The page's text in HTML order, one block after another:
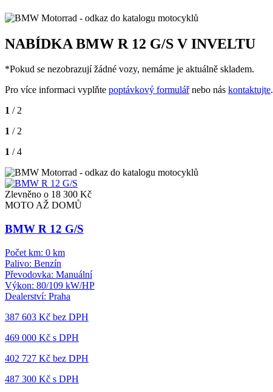
NABÍDKA BMW R 12 G/S V INVELTU
*Pokud se nezobrazují žádné vozy, nemáme je aktuálně skladem.
Pro více informaci vyplňte poptávkový formulářnebo nás kontaktujte.
1 / 2
1 / 2
1 / 4
Zlevněno o 18 300 Kč
MOTO AŽ DOMŮ
BMW R 12 G/S
Počet km: 0 km
Palivo: Benzín
Převodovka: Manuální
Výkon: 80/109 kW/HP
Dealerství: Praha
387 603 Kč bez DPH
469 000 Kč s DPH
402 727 Kč bez DPH
487 300 Kč s DPH